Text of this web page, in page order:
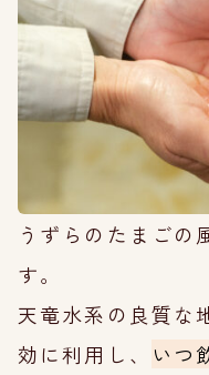
うずらのたまごの
す。
天竜水系の良質な
効に利用し、
いつ